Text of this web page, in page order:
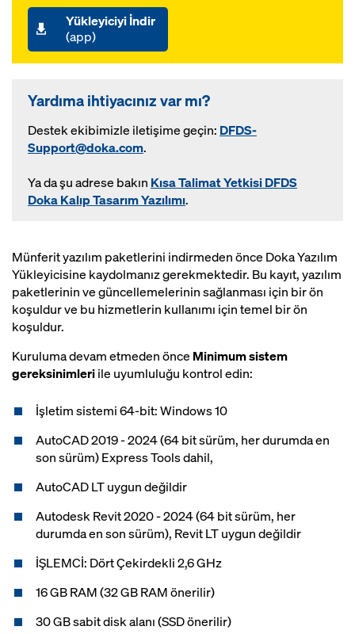
Yükleyiciyi İndir
(app)
Yardıma ihtiyacınız var mı?
Destek ekibimizle iletişime geçin: DFDS-
Support@doka.com.
Ya da şu adrese bakın Kısa Talimat Yetkisi DFDS
Doka Kalıp Tasarım Yazılımı.
Münferit yazılım paketlerini indirmeden önce Doka Yazılım
Yükleyicisine kaydolmanız gerekmektedir. Bu kayıt, yazılım
paketlerinin ve güncellemelerinin sağlanması için bir ön
koşuldur ve bu hizmetlerin kullanımı için temel bir ön
koşuldur.
Kuruluma devam etmeden önce Minimum sistem
gereksinimleriile uyumluluğu kontrol edin:
İşletim sistemi 64-bit: Windows 10
AutoCAD 2019 - 2024 (64 bit sürüm, her durumda en
son sürüm) Express Tools dahil,
AutoCAD LT uygun değildir
Autodesk Revit 2020 - 2024 (64 bit sürüm, her
durumda en son sürüm), Revit LT uygun değildir
İŞLEMCİ: Dört Çekirdekli 2,6 GHz
16 GB RAM (32 GB RAM önerilir)
30 GB sabit disk alanı (SSD önerilir)